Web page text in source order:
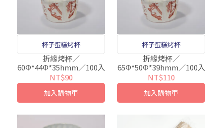
杯子蛋糕烤杯
折緣烤杯／
60Φ*44Φ*35hmm／100入
NT$90
加入購物車
杯子蛋糕烤杯
折緣烤杯／
65Φ*50Φ*39hmm／100入
NT$110
加入購物車